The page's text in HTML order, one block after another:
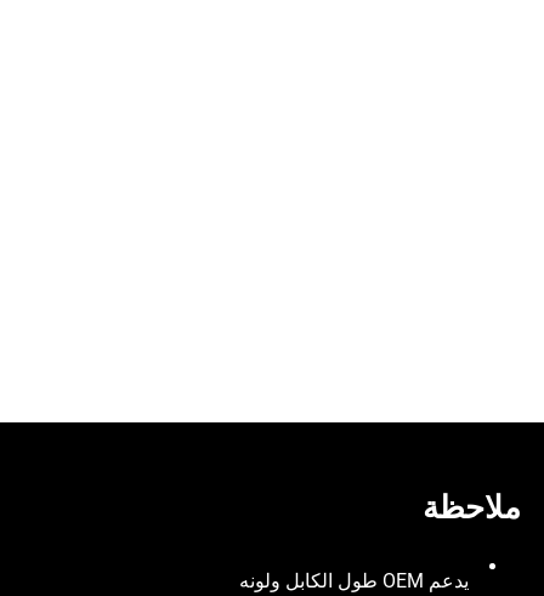
ملاحظة
يدعم OEM طول الكابل ولونه